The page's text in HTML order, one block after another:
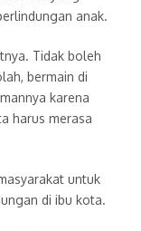
anak.
Tidak boleh
bermain di
karena
harus merasa
untuk
di ibu kota.